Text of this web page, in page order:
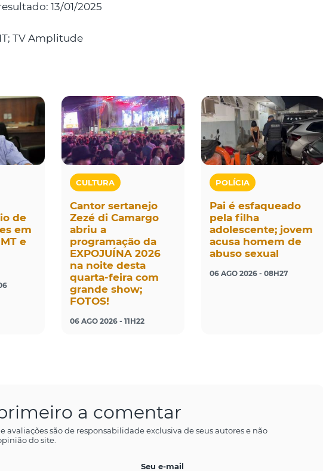
13/01/2025
TV Amplitude
de
em
e
CULTURA
Cantor sertanejo
Zezé di Camargo
abriu a
programação da
EXPOJUÍNA 2026
na noite desta
quarta-feira com
grande show;
FOTOS!
06 AGO 2026 - 11H22
POLÍCIA
Pai é esfaqueado
pela filha
adolescente; jovem
acusa homem de
abuso sexual
06 AGO 2026 - 08H27
a comentar
avaliações são de responsabilidade exclusiva de seus autores e não
do site.
Seu e-mail